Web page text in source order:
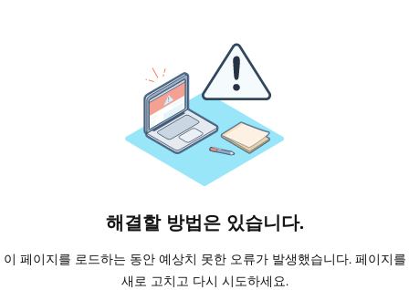
해결할 방법은 있습니다.
이 페이지를 로드하는 동안 예상치 못한 오류가 발생했습니다. 페이지를
새로 고치고 다시 시도하세요.